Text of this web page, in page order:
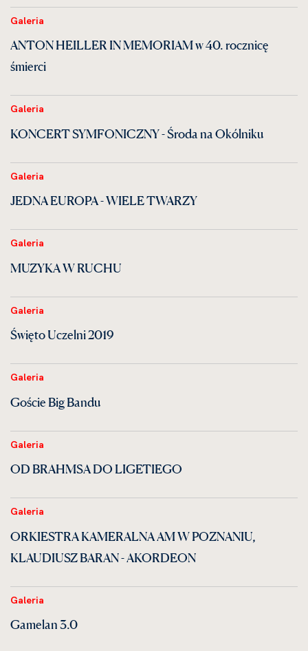
Galeria
ANTON HEILLER IN MEMORIAM w 40. rocznicę
śmierci
Galeria
KONCERT SYMFONICZNY - Środa na Okólniku
Galeria
JEDNA EUROPA - WIELE TWARZY
Galeria
MUZYKA W RUCHU
Galeria
Święto Uczelni 2019
Galeria
Goście Big Bandu
Galeria
OD BRAHMSA DO LIGETIEGO
Galeria
ORKIESTRA KAMERALNA AM W POZNANIU,
KLAUDIUSZ BARAN - AKORDEON
Galeria
Gamelan 3.0